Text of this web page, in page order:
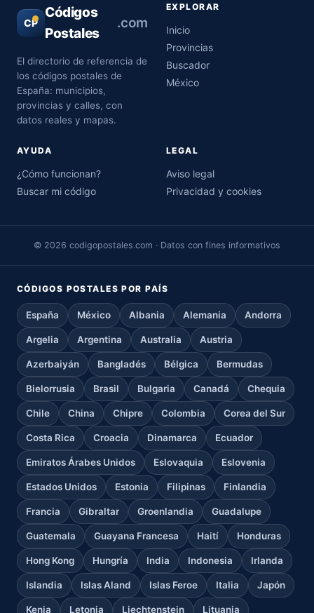
CP
Códigos
Postales
.com
El directorio de referencia de
los códigos postales de
España: municipios,
provincias y calles, con
datos reales y mapas.
EXPLORAR
Inicio
Provincias
Buscador
México
AYUDA
¿Cómo funcionan?
Buscar mi código
LEGAL
Aviso legal
Privacidad y cookies
© 2026 codigopostales.com · Datos con fines informativos
CÓDIGOS POSTALES POR PAÍS
España México Albania Alemania Andorra
Argelia Argentina Australia Austria
Azerbaiyán Bangladés Bélgica Bermudas
Bielorrusia Brasil Bulgaria Canadá Chequia
Chile China Chipre Colombia Corea del Sur
Costa Rica Croacia Dinamarca Ecuador
Emiratos Árabes Unidos Eslovaquia Eslovenia
Estados Unidos Estonia Filipinas Finlandia
Francia Gibraltar Groenlandia Guadalupe
Guatemala Guayana Francesa Haití Honduras
Hong Kong Hungría India Indonesia Irlanda
Islandia Islas Aland Islas Feroe Italia Japón
Kenia Letonia Liechtenstein Lituania